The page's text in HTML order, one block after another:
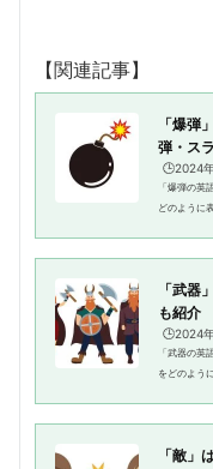
【関連記事】
「爆弾
弾・ス
🕒️2024
「爆弾の英
どのように
「武器
も紹介
🕒️2024
「武器の英
をどのよう
「敵」